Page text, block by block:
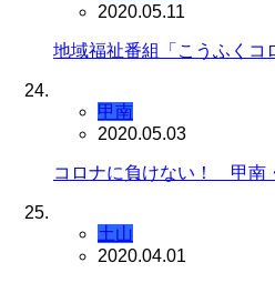
2020.05.11
地域福祉番組「こうふくコ
甲南
2020.05.03
コロナに負けない！ 甲南
土山
2020.04.01